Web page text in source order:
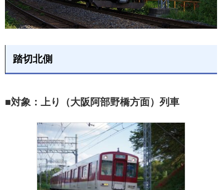
踏切北側
■対象：上り（大阪阿部野橋方面）列車